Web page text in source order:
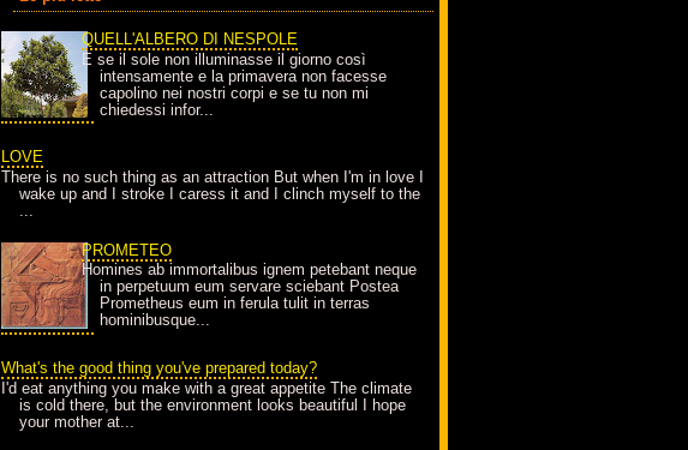
QUELL'ALBERO DI NESPOLE
E se il sole non illuminasse il giorno così
intensamente e la primavera non facesse
capolino nei nostri corpi e se tu non mi
chiedessi infor...
LOVE
There is no such thing as an attraction But when I'm in love I
wake up and I stroke I caress it and I clinch myself to the
...
PROMETEO
Homines ab immortalibus ignem petebant neque
in perpetuum eum servare sciebant Postea
Prometheus eum in ferula tulit in terras
hominibusque...
What's the good thing you've prepared today?
I'd eat anything you make with a great appetite The climate
is cold there, but the environment looks beautiful I hope
your mother at...